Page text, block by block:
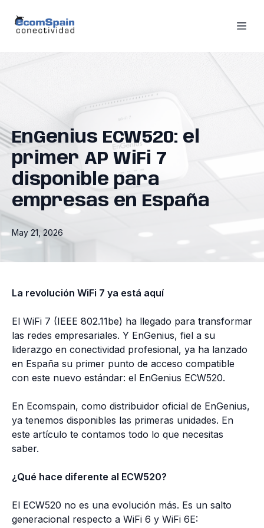
EnGenius ECW520: el
primer AP WiFi 7
disponible para
empresas en España
May 21, 2026
La revolución WiFi 7 ya está aquí
El WiFi 7 (IEEE 802.11be) ha llegado para transformar
las redes empresariales. Y EnGenius, fiel a su
liderazgo en conectividad profesional, ya ha lanzado
en España su primer punto de acceso compatible
con este nuevo estándar: el EnGenius ECW520.
En Ecomspain, como distribuidor oficial de EnGenius,
ya tenemos disponibles las primeras unidades. En
este artículo te contamos todo lo que necesitas
saber.
¿Qué hace diferente al ECW520?
El ECW520 no es una evolución más. Es un salto
generacional respecto a WiFi 6 y WiFi 6E: